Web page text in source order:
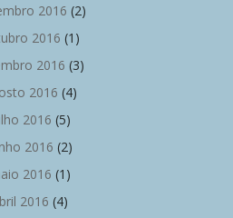
2016 (2)
2016 (1)
2016 (3)
2016 (4)
2016 (5)
2016 (2)
2016 (1)
2016 (4)